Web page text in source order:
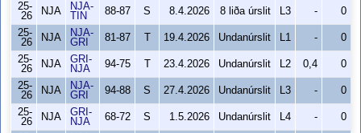
25-
26
NJA
NJA-
TIN
88-87 S 8.4.2026 8 liða úrslit L3 -
0
25-
26
NJA
NJA-
GRI
81-87 19.4.2026 Undanúrslit L1 -
0
25-
26
NJA
GRI-
NJA
94-75 23.4.2026 Undanúrslit L2 0,4
0
25-
26
NJA
NJA-
GRI
94-88 S 27.4.2026 Undanúrslit L3 -
0
25-
26
NJA
GRI-
NJA
68-72 S 1.5.2026 Undanúrslit L4 -
0